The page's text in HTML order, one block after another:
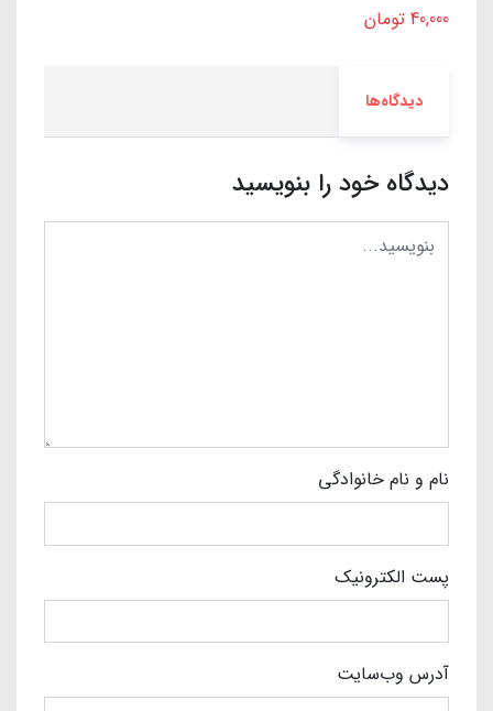
40,000 تومان
دیدگاه‌ها
دیدگاه خود را بنویسید
نام و نام خانوادگی
پست الکترونیک
آدرس وب‌سایت